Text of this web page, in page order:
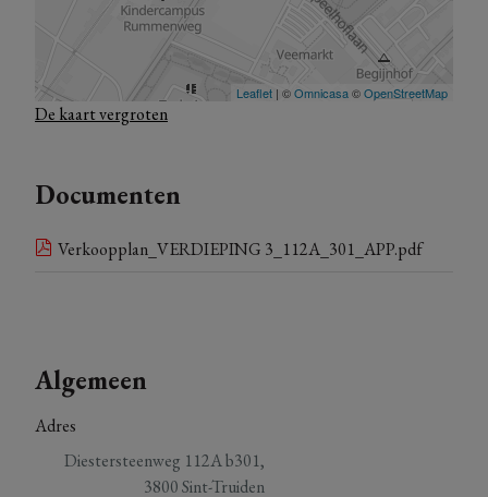
+ 26 kelderbergingen, prijs vanaf 6.000 (excl. kosten)
+ 18 bovengrondse staanplaatsen, prijs vanaf 15.000 (excl.
De volledige indeling kan u via bijgevoegde plannen
De kaart vergroten
Documenten
Verkoopplan_VERDIEPING 3_112A_301_APP.pdf
Algemeen
Adres
Diestersteenweg 112A b301,
3800 Sint-Truiden